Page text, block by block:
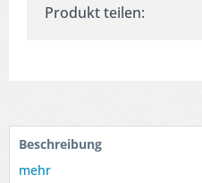
Produkt teilen:
Beschreibung
mehr